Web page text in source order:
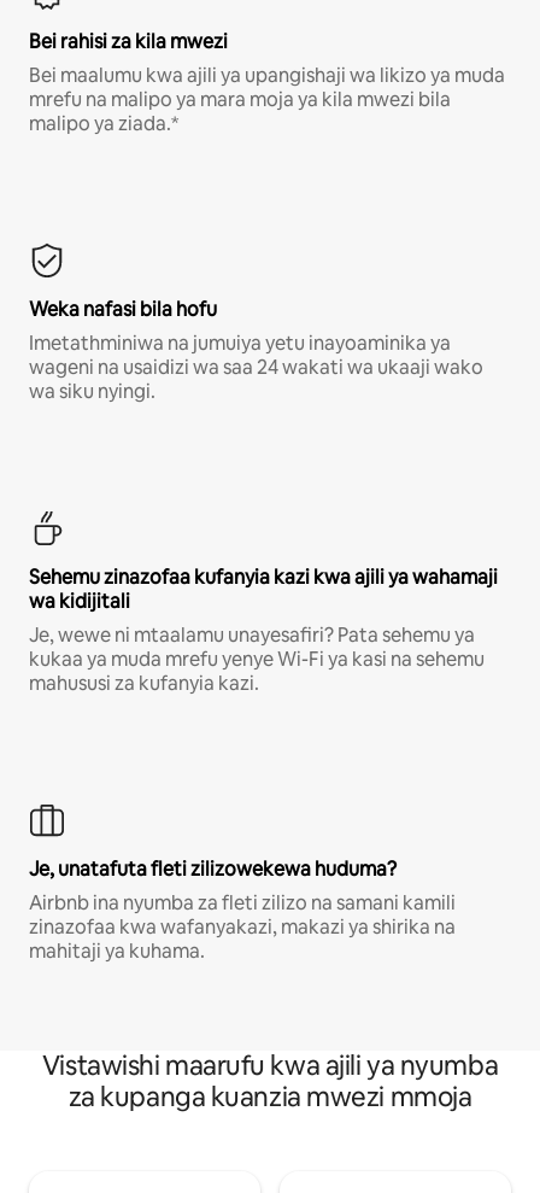
Bei rahisi za kila mwezi
Bei maalumu kwa ajili ya upangishaji wa likizo ya muda
mrefu na malipo ya mara moja ya kila mwezi bila
malipo ya ziada.*
Weka nafasi bila hofu
Imetathminiwa na jumuiya yetu inayoaminika ya
wageni na usaidizi wa saa 24 wakati wa ukaaji wako
wa siku nyingi.
Sehemu zinazofaa kufanyia kazi kwa ajili ya wahamaji
wa kidijitali
Je, wewe ni mtaalamu unayesafiri? Pata sehemu ya
kukaa ya muda mrefu yenye Wi-Fi ya kasi na sehemu
mahususi za kufanyia kazi.
Je, unatafuta fleti zilizowekewa huduma?
Airbnb ina nyumba za fleti zilizo na samani kamili
zinazofaa kwa wafanyakazi, makazi ya shirika na
mahitaji ya kuhama.
Vistawishi maarufu kwa ajili ya nyumba
za kupanga kuanzia mwezi mmoja